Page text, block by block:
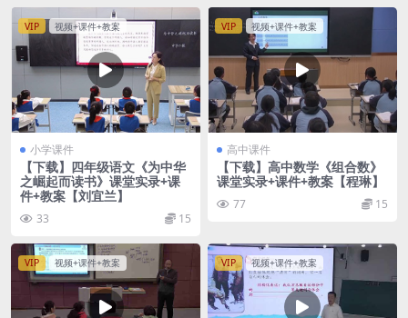
VIP 视频+课件+教案
小学课件
【下载】四年级语文《为中华
之崛起而读书》课堂实录+课
件+教案【刘宜兰】
33 15
VIP 视频+课件+教案
高中课件
【下载】高中数学《组合数》
课堂实录+课件+教案【程琳】
77 15
VIP 视频+课件+教案 VIP 视频+课件+教案